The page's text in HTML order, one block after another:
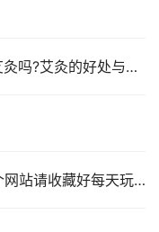
?艾灸的好处与功效
每天玩一玩就能学会编程